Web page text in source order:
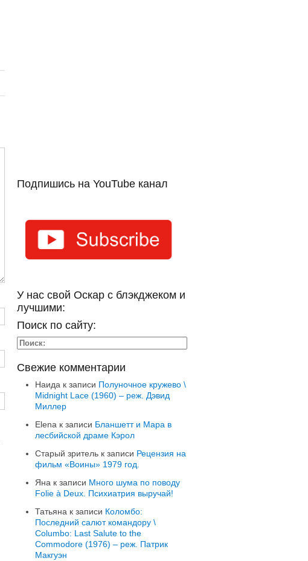
Подпишись на YouTube канал
У нас свой Оскар с блэкджеком и
лучшими:
Поиск по сайту:
Свежие комментарии
Наида к записи Полуночное кружево \
Midnight Lace (1960) – реж. Дэвид
Миллер
Elena к записи Бланшетт и Мара в
лесбийской драме Кэрол
Старый зритель к записи Рецензия на
фильм «Воины» 1979 год.
Яна к записи Много шума по поводу
Folie à Deux. Психиатрия выручай!
Татьяна к записи Коломбо:
Последний салют командору \
Columbo: Last Salute to the
Commodore (1976) – реж. Патрик
Макгуэн